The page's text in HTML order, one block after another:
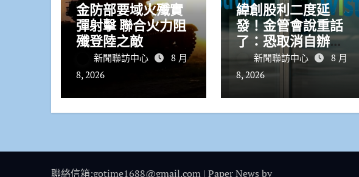
金防部要域火殲實
彈射擊 聯合火力阻
殲登陸之敵
新聞聯訪中心
8 月
8, 2026
緯創股利二度延
發！金管會說重話
了：恐取消自辦股
務資格
新聞聯訪中心
8 月
8, 2026
聯絡信箱:gotime1688@gmail.com | Paper News by